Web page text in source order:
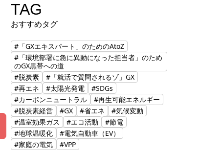
TAG
おすすめタグ
#「GXエキスパート」のためのAtoZ
#「環境部署に急に異動になった担当者」のため
のGX黒帯への道
#脱炭素
#「就活で質問されるゾ」GX
#再エネ
#太陽光発電
#SDGs
#カーボンニュートラル
#再生可能エネルギー
#脱炭素経営
#GX #省エネ
#気候変動
#温室効果ガス
#エコ活動
#節電
#地球温暖化
#電気自動車（EV）
#家庭の電気
#VPP